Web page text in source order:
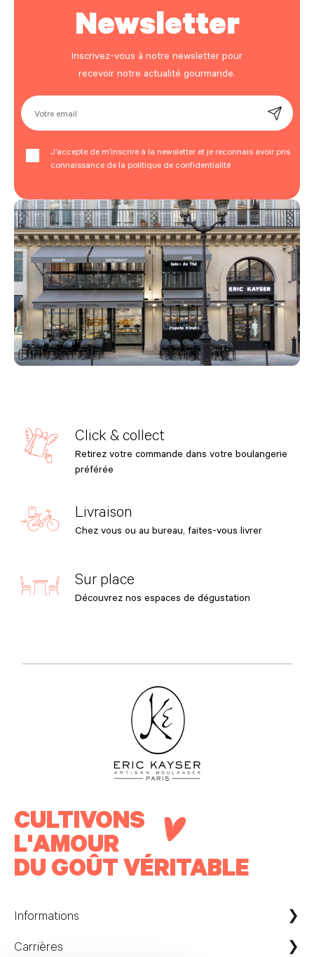
Newsletter
Inscrivez-vous à notre newsletter pour
recevoir notre actualité gourmande.
Votre email
J’accepte de m’inscrire à la newsletter et je reconnais avoir pris
connaissance de la politique de confidentialité
Click & collect
Retirez votre commande dans votre boulangerie
préférée
Livraison
Chez vous ou au bureau, faites-vous livrer
Sur place
Découvrez nos espaces de dégustation
CULTIVONS
L'AMOUR
DU GOÛT VÉRITABLE
Informations
Maison Kayser France
Carrières